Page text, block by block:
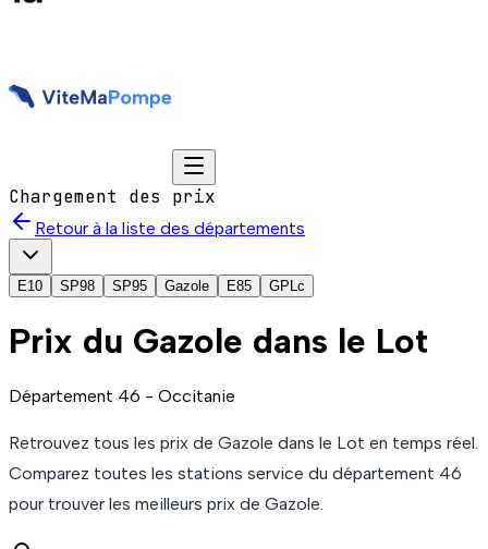
Chargement des prix
Retour à la liste des départements
E10 SP98 SP95 Gazole E85 GPLc
Prix du Gazole dans le Lot
Département 46 - Occitanie
Retrouvez tous les prix de Gazole dans le Lot en temps réel.
Comparez toutes les stations service du département 46
pour trouver les meilleurs prix de Gazole.